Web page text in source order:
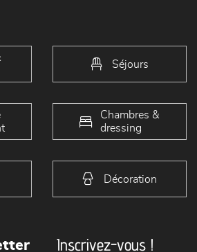
Séjours
Chambres &
dressing
Décoration
Inscrivez-vous !